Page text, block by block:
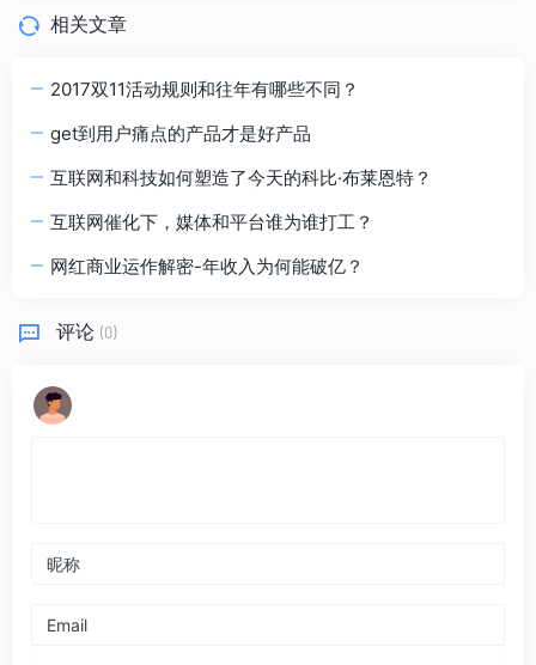
相关文章
2017双11活动规则和往年有哪些不同？
get到用户痛点的产品才是好产品
互联网和科技如何塑造了今天的科比·布莱恩特？
互联网催化下，媒体和平台谁为谁打工？
网红商业运作解密-年收入为何能破亿？
评论 (0)